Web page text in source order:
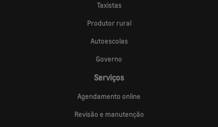
Taxistas
Produtor rural
Autoescolas
Governo
Serviços
Agendamento online
Revisão e manutenção